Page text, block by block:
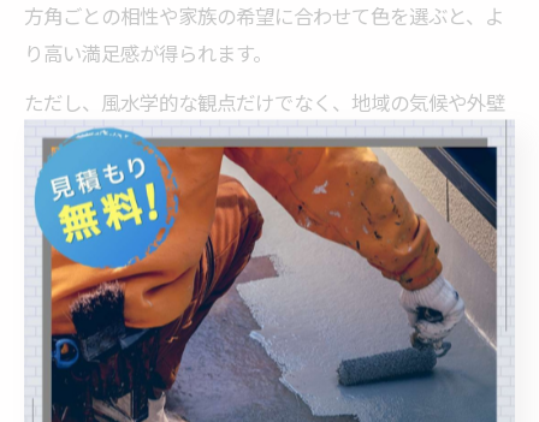
方角ごとの相性や家族の希望に合わせて色を選ぶと、よ
り高い満足感が得られます。
ただし、風水学的な観点だけでなく、地域の気候や外壁
材との相性、防水塗料の性能を十分に確認することが大
切です。専門家のアドバイスを受けながら、住まいの個
性と運気の向上を両立させましょう。
風水学が導く外壁カラーと防水工
事の関係性